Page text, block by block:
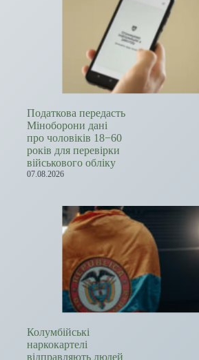
Податкова передасть
Міноборони дані
про чоловіків 18−60
років для перевірки
військового обліку
07.08.2026
Колумбійські
наркокартелі
відправляють людей